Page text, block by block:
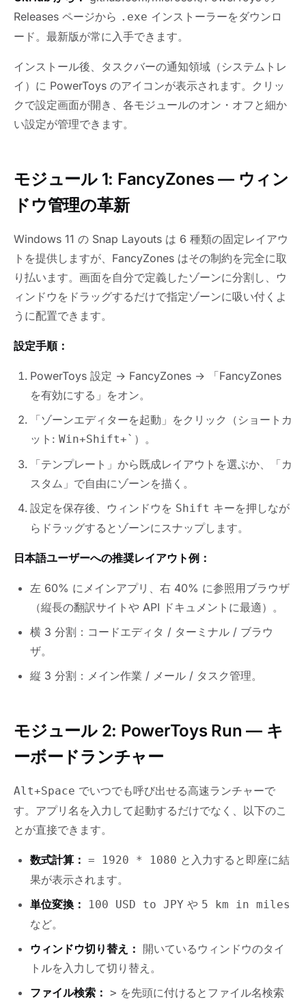
Releases ページから .exe インストーラーをダウンロ
ード。最新版が常に入手できます。
インストール後、タスクバーの通知領域（システムトレ
イ）に PowerToys のアイコンが表示されます。クリッ
クで設定画面が開き、各モジュールのオン・オフと細か
い設定が管理できます。
モジュール 1: FancyZones — ウィン
ドウ管理の革新
Windows 11 の Snap Layouts は 6 種類の固定レイアウ
トを提供しますが、FancyZones はその制約を完全に取
り払います。画面を自分で定義したゾーンに分割し、ウ
ィンドウをドラッグするだけで指定ゾーンに吸い付くよ
うに配置できます。
設定手順：
PowerToys 設定 → FancyZones → 「FancyZones
を有効にする」をオン。
「ゾーンエディターを起動」をクリック（ショートカ
ット: Win+Shift+` ）。
「テンプレート」から既成レイアウトを選ぶか、「カ
スタム」で自由にゾーンを描く。
設定を保存後、ウィンドウを Shift キーを押しなが
らドラッグするとゾーンにスナップします。
日本語ユーザーへの推奨レイアウト例：
左 60% にメインアプリ、右 40% に参照用ブラウザ
（縦長の翻訳サイトや API ドキュメントに最適）。
横 3 分割：コードエディタ / ターミナル / ブラウ
ザ。
縦 3 分割：メイン作業 / メール / タスク管理。
モジュール 2: PowerToys Run — キ
ーボードランチャー
Alt+Space でいつでも呼び出せる高速ランチャーで
す。アプリ名を入力して起動するだけでなく、以下のこ
とが直接できます。
数式計算： = 1920 * 1080 と入力すると即座に結
果が表示されます。
単位変換：
100 USD to JPY や 5 km in miles
など。
ウィンドウ切り替え： 開いているウィンドウのタイ
トルを入力して切り替え。
ファイル検索： > を先頭に付けるとファイル名検索